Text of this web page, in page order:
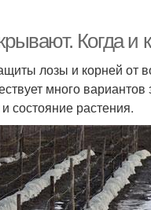
Когда
лозы и корней от
много
состояние растения.